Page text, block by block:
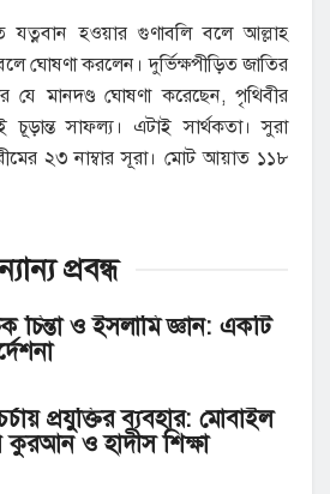
যত্নবান হওয়ার গুণাবলি বলে আল্লাহ
বলে ঘোষণা করলেন। দুর্ভিক্ষপীড়িত জাতির
যে মানদণ্ড ঘোষণা করেছেন, পৃথিবীর
চূড়ান্ত সাফল্য। এটাই সার্থকতা। সুরা
২৩ নাম্বার সূরা। মোট আয়াত ১১৮
প্রবন্ধ
চিন্তা ও ইসলামি জ্ঞান: একটি
প্রযুক্তির ব্যবহার: মোবাইল
কুরআন ও হাদীস শিক্ষা